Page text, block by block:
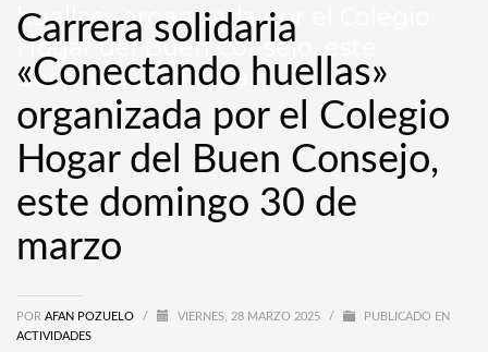
huellas» organizada por el Colegio
Hogar del Buen Consejo, este
domingo 30 de marzo
Carrera solidaria
«Conectando huellas»
organizada por el Colegio
Hogar del Buen Consejo,
este domingo 30 de
marzo
POR AFAN POZUELO / VIERNES, 28 MARZO 2025 /
PUBLICADO EN
ACTIVIDADES